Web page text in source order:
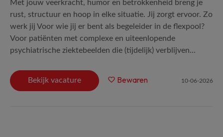
Met jouw veerkracht, humor en betrokkenheid breng je
rust, structuur en hoop in elke situatie. Jij zorgt ervoor. Zo
werk jij Voor wie jij er bent als begeleider in de flexpool?
Voor patiënten met complexe en uiteenlopende
psychiatrische ziektebeelden die (tijdelijk) verblijven...
Bekijk vacature Bewaren 10-06-2026